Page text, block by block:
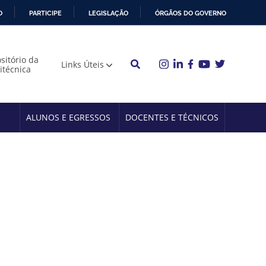
PARTICIPE LEGISLAÇÃO ÓRGÃOS DO GOVERNO
da
Links Úteis
ALUNOS E EGRESSOS DOCENTES E TÉCNICOS